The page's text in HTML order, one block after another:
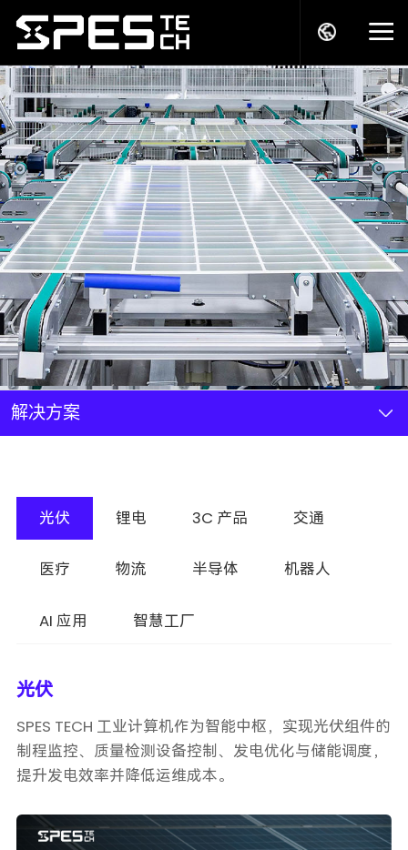
关于我们
产品中心
解决方案
服务支持
商务模式
新闻资讯
加入我们
解决方案
光伏 锂电 3C 产品 交通
医疗 物流 半导体 机器人
AI 应用 智慧工厂
光伏
SPES TECH 工业计算机作为智能中枢，实现光伏组件的
制程监控、质量检测设备控制、发电优化与储能调度，
提升发电效率并降低运维成本。